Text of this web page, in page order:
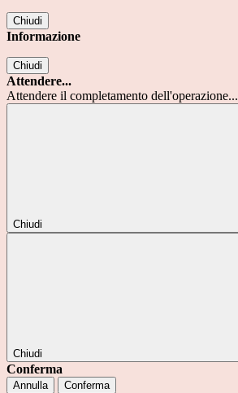
Chiudi
Informazione
Chiudi
Attendere...
Attendere il completamento dell'operazione...
Chiudi
Chiudi
Conferma
Annulla Conferma